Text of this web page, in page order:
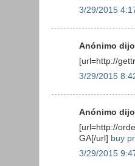
3/29/2015
Anónimo
[url=http://
3/29/2015
Anónimo
[url=http://
GA[/url] buy
3/29/2015